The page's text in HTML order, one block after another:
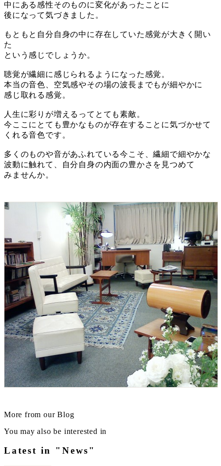
中にある感性そのものに変化があったことに
後になって気づきました。
もともと自分自身の中に存在していた感覚が大きく開い
た
という感じでしょうか。
聴覚が繊細に感じられるようになった感覚。
本当の音色、空気感やその場の波長までもが細やかに
感じ取れる感覚。
人生に彩りが増えるってとても素敵。
今ここにとても豊かなものが存在することに気づかせて
くれる音色です。
多くのものや音があふれている今こそ、繊細で細やかな
波動に触れて、自分自身の内面の豊かさを見つめて
みませんか。
More from our Blog
You may also be interested in
Latest in "News"